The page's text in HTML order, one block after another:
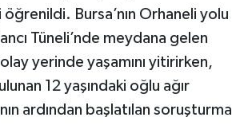
öğrenildi. Bursa’nın Orhaneli yolu
Tüneli’nde meydana gelen
yerinde yaşamını yitirirken,
12 yaşındaki oğlu ağır
ardından başlatılan soruşturma